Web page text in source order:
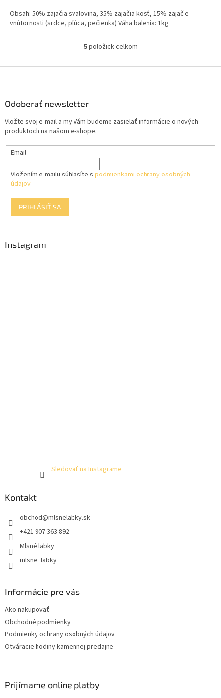
Obsah: 50% zajačia svalovina, 35% zajačia kosť, 15% zajačie
vnútornosti (srdce, pľúca, pečienka) Váha balenia: 1kg
O
l
e
r
y
s
5položiek celkom
Odoberať newsletter
Vložte svoj e-mail a my Vám budeme zasielať informácie o nových
produktoch na našom e-shope.
Email
Vložením e-mailu súhlasíte s podmienkami ochrany osobných
údajov
PRIHLÁSIŤ SA
Instagram
Sledovať na Instagrame
Kontakt
obchod@mlsnelabky.sk
+421 907 363 892
Mlsné labky
mlsne_labky
Informácie pre vás
Ako nakupovať
Obchodné podmienky
Podmienky ochrany osobných údajov
Otváracie hodiny kamennej predajne
Prijímame online platby